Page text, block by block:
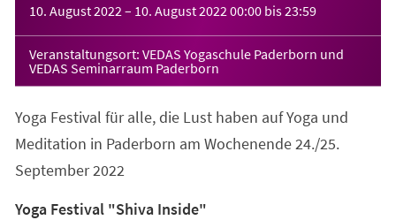
10. August 2022 – 10. August 2022 00:00 bis23:59
Veranstaltungsort: VEDAS Yogaschule Paderborn und
VEDAS Seminarraum Paderborn
Yoga Festival für alle, die Lust haben auf Yoga und
Meditation in Paderborn am Wochenende 24./25.
September 2022
Yoga Festival "Shiva Inside"